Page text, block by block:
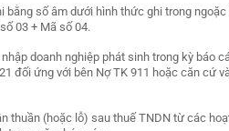
số âm dưới hình thức ghi trong ngoặc
03 + Mã số 04.
doanh nghiệp phát sinh trong kỳ báo
đối ứng với bên Nợ TK 911 hoặc căn cứ
thuần (hoặc lỗ) sau thuế TNDN từ các